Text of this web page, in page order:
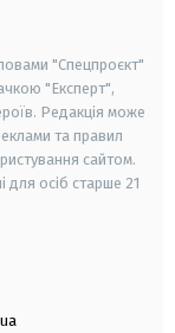
"Спецпроєкт"
"Експерт",
Редакція може
та правил
сайтом.
для осіб старше 21